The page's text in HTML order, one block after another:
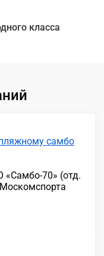
класса
самбо
70» (отд.